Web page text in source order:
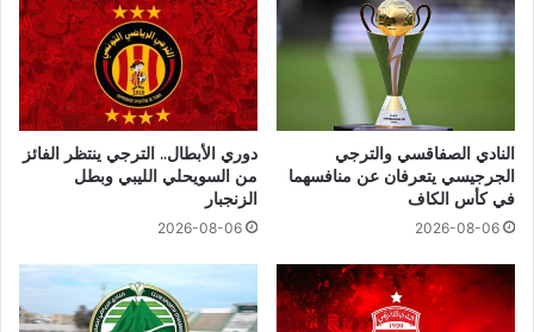
النادي الصفاقسي والترجي
الجرجيسي يتعرفان عن منافسهما
في كأس الكاف
2026-08-06
دوري الأبطال.. الترجي ينتظر الفائز
من السويحلي الليبي وبطل
الزنجبار
2026-08-06